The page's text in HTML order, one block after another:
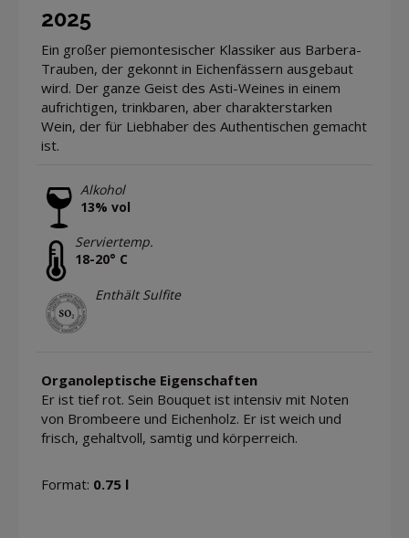
2025
Ein großer piemontesischer Klassiker aus Barbera-
Trauben, der gekonnt in Eichenfässern ausgebaut
wird. Der ganze Geist des Asti-Weines in einem
aufrichtigen, trinkbaren, aber charakterstarken
Wein, der für Liebhaber des Authentischen gemacht
ist.
Alkohol
13% vol
Serviertemp.
18-20° C
Enthält Sulfite
Organoleptische Eigenschaften
Er ist tief rot. Sein Bouquet ist intensiv mit Noten
von Brombeere und Eichenholz. Er ist weich und
frisch, gehaltvoll, samtig und körperreich.
Format: 0.75 l